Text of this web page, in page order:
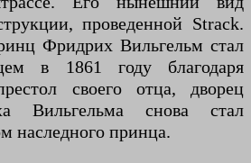
проведенной Strack.
Фридрих Вильгельм стал
в 1861 году благодаря
своего отца, дворец
Вильгельма снова стал
наследного принца.